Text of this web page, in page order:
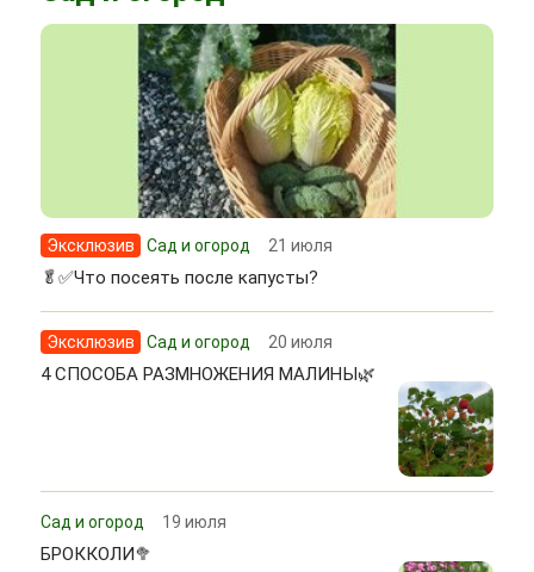
Эксклюзив Сад и огород 21 июля
🥬✅Что посеять после капусты?
Эксклюзив Сад и огород 20 июля
4 СПОСОБА РАЗМНОЖЕНИЯ МАЛИНЫ🌿
Сад и огород 19 июля
БРОККОЛИ🥦